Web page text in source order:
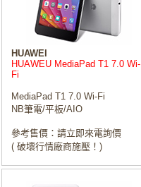
HUAWEI
HUAWEU MediaPad T1 7.0 Wi-
Fi
MediaPad T1 7.0 Wi-Fi
NB筆電/平板/AIO
參考售價：請立即來電詢價
( 破壞行情廠商施壓！)